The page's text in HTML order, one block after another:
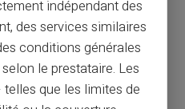
généralement dans
Un email de confirmation
virtuelle. Cette carte
en ligne sans attendre
d'accès sont fournis
indépendant des
des services similaires
conditions générales
le prestataire. Les
que les limites de